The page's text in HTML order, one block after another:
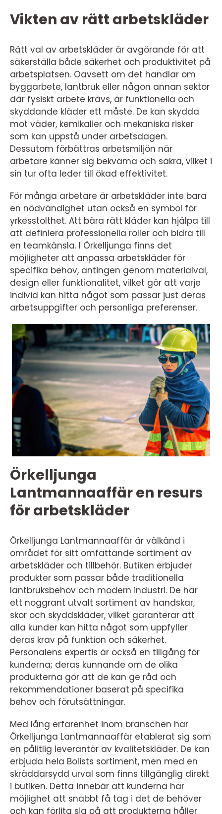
Vikten av rätt arbetskläder
Rätt val av arbetskläder är avgörande för att
säkerställa både säkerhet och produktivitet på
arbetsplatsen. Oavsett om det handlar om
byggarbete, lantbruk eller någon annan sektor
där fysiskt arbete krävs, är funktionella och
skyddande kläder ett måste. De kan skydda
mot väder, kemikalier och mekaniska risker
som kan uppstå under arbetsdagen.
Dessutom förbättras arbetsmiljön när
arbetare känner sig bekväma och säkra, vilket i
sin tur ofta leder till ökad effektivitet.
För många arbetare är arbetskläder inte bara
en nödvändighet utan också en symbol för
yrkesstolthet. Att bära rätt kläder kan hjälpa till
att definiera professionella roller och bidra till
en teamkänsla. I Örkelljunga finns det
möjligheter att anpassa arbetskläder för
specifika behov, antingen genom materialval,
design eller funktionalitet, vilket gör att varje
individ kan hitta något som passar just deras
arbetsuppgifter och personliga preferenser.
Örkelljunga
Lantmannaaffär en resurs
för arbetskläder
Örkelljunga Lantmannaaffär är välkänd i
området för sitt omfattande sortiment av
arbetskläder och tillbehör. Butiken erbjuder
produkter som passar både traditionella
lantbruksbehov och modern industri. De har
ett noggrant utvalt sortiment av handskar,
skor och skyddskläder, vilket garanterar att
alla kunder kan hitta något som uppfyller
deras krav på funktion och säkerhet.
Personalens expertis är också en tillgång för
kunderna; deras kunnande om de olika
produkterna gör att de kan ge råd och
rekommendationer baserat på specifika
behov och förutsättningar.
Med lång erfarenhet inom branschen har
Örkelljunga Lantmannaaffär etablerat sig som
en pålitlig leverantör av kvalitetskläder. De kan
erbjuda hela Bolists sortiment, men med en
skräddarsydd urval som finns tillgänglig direkt
i butiken. Detta innebär att kunderna har
möjlighet att snabbt få tag i det de behöver
och kan förlita sig på att produkterna håller